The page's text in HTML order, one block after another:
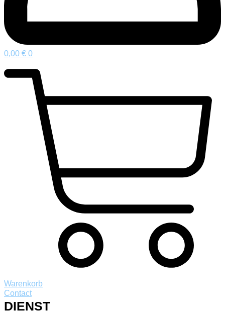
0,00 € 0
Warenkorb
Contact
DIENST